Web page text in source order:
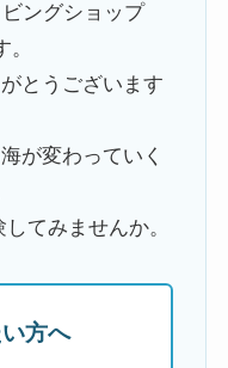
ングショップ
とうございます
が変わっていく
てみませんか。
方へ